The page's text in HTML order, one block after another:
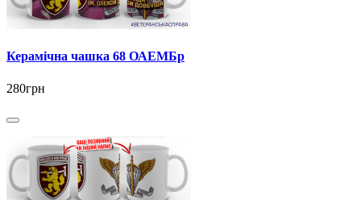
Керамічна чашка 68 ОАЕМБр
280грн